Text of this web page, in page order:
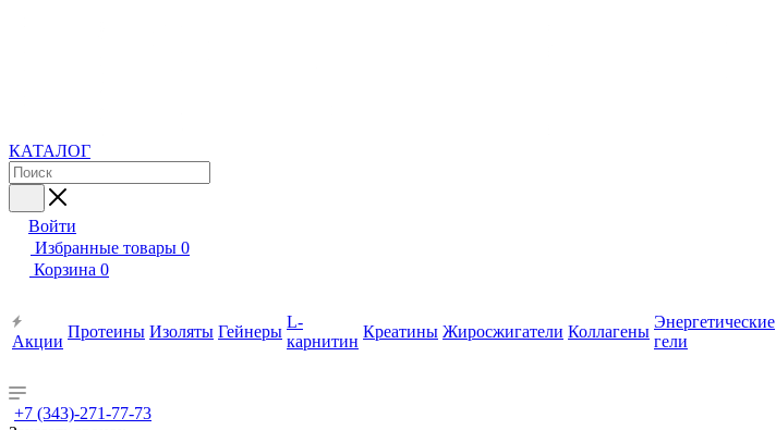
КАТАЛОГ
Войти
Избранные товары 0
Корзина 0
Акции
Протеины Изоляты Гейнеры
L-
карнитин
Креатины Жиросжигатели Коллагены
Энергетические
гели
+7 (343)-271-77-73